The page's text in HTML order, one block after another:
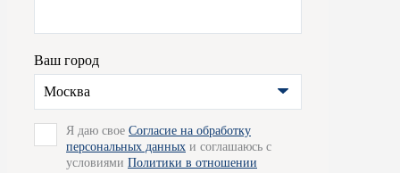
Ваш город
Москва
Я даю свое Согласие на обработку
персональных данных и соглашаюсь с
условиями Политики в отношении